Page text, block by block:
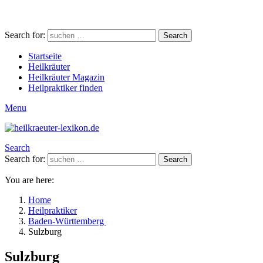
Search for: Search
Startseite
Heilkräuter
Heilkräuter Magazin
Heilpraktiker finden
Menu
Search
Search for:
Search
You are here:
Home
Heilpraktiker
Baden-Württemberg
Sulzburg
Sulzburg